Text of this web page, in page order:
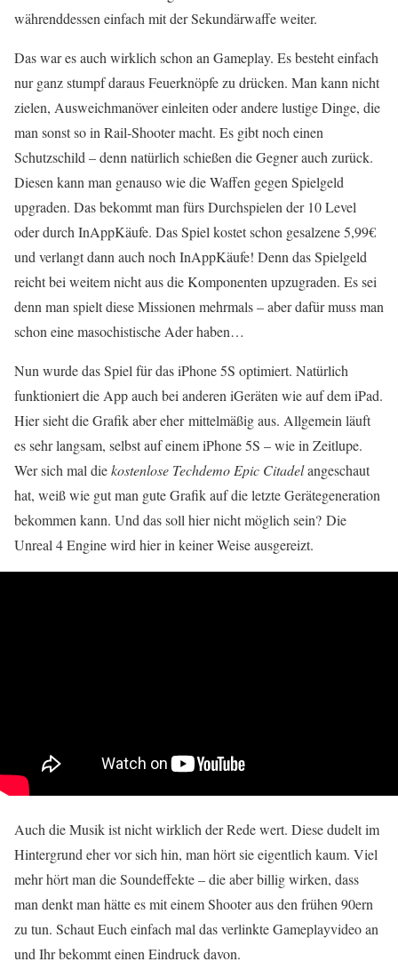
währenddessen einfach mit der Sekundärwaffe weiter.
Das war es auch wirklich schon an Gameplay. Es besteht einfach
nur ganz stumpf daraus Feuerknöpfe zu drücken. Man kann nicht
zielen, Ausweichmanöver einleiten oder andere lustige Dinge, die
man sonst so in Rail-Shooter macht. Es gibt noch einen
Schutzschild – denn natürlich schießen die Gegner auch zurück.
Diesen kann man genauso wie die Waffen gegen Spielgeld
upgraden. Das bekommt man fürs Durchspielen der 10 Level
oder durch InAppKäufe. Das Spiel kostet schon gesalzene 5,99€
und verlangt dann auch noch InAppKäufe! Denn das Spielgeld
reicht bei weitem nicht aus die Komponenten upzugraden. Es sei
denn man spielt diese Missionen mehrmals – aber dafür muss man
schon eine masochistische Ader haben…
Nun wurde das Spiel für das iPhone 5S optimiert. Natürlich
funktioniert die App auch bei anderen iGeräten wie auf dem iPad.
Hier sieht die Grafik aber eher mittelmäßig aus. Allgemein läuft
es sehr langsam, selbst auf einem iPhone 5S – wie in Zeitlupe.
Wer sich mal diekostenlose Techdemo Epic Citadelangeschaut
hat, weiß wie gut man gute Grafik auf die letzte Gerätegeneration
bekommen kann. Und das soll hier nicht möglich sein? Die
Unreal 4 Engine wird hier in keiner Weise ausgereizt.
Auch die Musik ist nicht wirklich der Rede wert. Diese dudelt im
Hintergrund eher vor sich hin, man hört sie eigentlich kaum. Viel
mehr hört man die Soundeffekte – die aber billig wirken, dass
man denkt man hätte es mit einem Shooter aus den frühen 90ern
zu tun. Schaut Euch einfach mal das verlinkte Gameplayvideo an
und Ihr bekommt einen Eindruck davon.